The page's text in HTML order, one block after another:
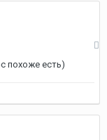
похоже есть)